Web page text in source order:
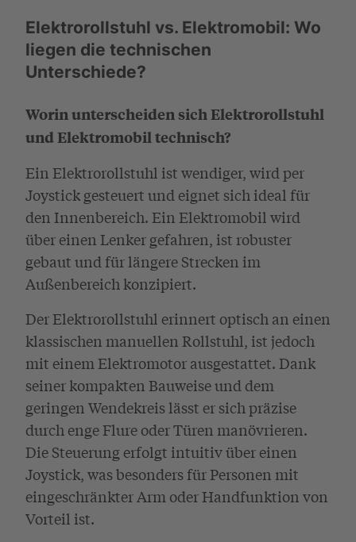
Elektrorollstuhl vs. Elektromobil: Wo
liegen die technischen
Unterschiede?
Worin unterscheiden sich Elektrorollstuhl
und Elektromobil technisch?
Ein Elektrorollstuhl ist wendiger, wird per
Joystick gesteuert und eignet sich ideal für
den Innenbereich. Ein Elektromobil wird
über einen Lenker gefahren, ist robuster
gebaut und für längere Strecken im
Außenbereich konzipiert.
Der Elektrorollstuhl erinnert optisch an einen
klassischen manuellen Rollstuhl, ist jedoch
mit einem Elektromotor ausgestattet. Dank
seiner kompakten Bauweise und dem
geringen Wendekreis lässt er sich präzise
durch enge Flure oder Türen manövrieren.
Die Steuerung erfolgt intuitiv über einen
Joystick, was besonders für Personen mit
eingeschränkter Arm oder Handfunktion von
Vorteil ist.